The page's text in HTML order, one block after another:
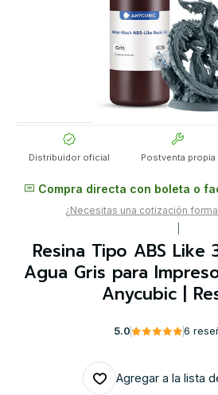
Distribuidor oficial Postventa propia
Compra directa con boleta o
¿Necesitas una cotización
Resina Tipo ABS Like
Agua Gris para
Anycubic |
5.0 6
Agregar a la lista